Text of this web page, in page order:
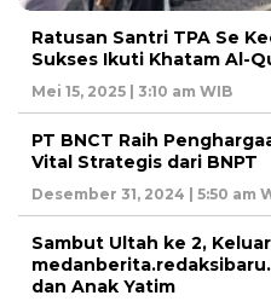
Ratusan Santri TPA Se
Sukses Ikuti Khatam Al-
Mei 15, 2025 | 3:10 am WIB
PT BNCT Raih
Vital Strategis dari BNPT
Desember 31, 2024 | 5:50 am
Sambut Ultah ke 2,
dan Anak Yatim